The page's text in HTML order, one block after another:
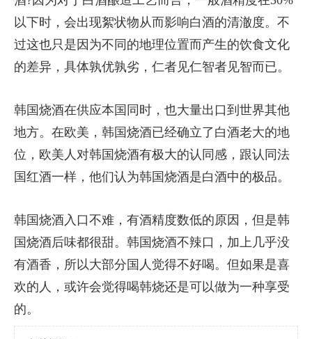
以下时，会出现絮状物从而影响白酒的清澈度。不
过这也只是因为不同的地理位置而产生的饮食文化
的差异，具体孰优孰劣，仁者见仁智者见智而已。
韩国烧酒在供应本国同时，也大量出口到世界其他
地方。在欧美，韩国烧酒已经确立了白酒老大的地
位，欧美人对韩国烧酒有极大的认同感，跟认同法
国红酒一样，他们认为韩国烧酒是白酒中的极品。
韩国烧酒入口不难，有酒精度数低的原因，但是韩
国烧酒后味都很甜。韩国烧酒不辣口，加上几乎没
有酒香，所以大部分国人觉得不好喝。但如果是喜
欢的人，或许会觉得喝韩烧还是可以做为一种享受
的。